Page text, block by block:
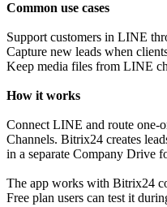
Common use cases
Support customers in LINE
Capture new leads when
Keep media files from LINE
How it works
Connect LINE and route one-
Channels. Bitrix24 creates
in a separate Company Drive
The app works with Bitrix24
Free plan users can test it